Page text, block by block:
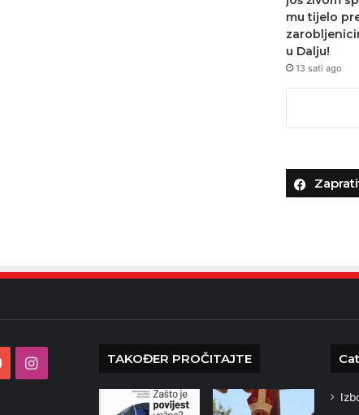
mu tijelo
u Dalju!
13 sati ago
YouTubeInstagram TAKOĐER PROČITAJTE